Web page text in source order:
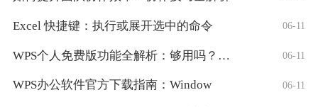
Excel 快捷键：执行或展开选中的命令 06-11
WPS个人免费版功能全解析：够用吗？适合 06-11
WPS办公软件官方下载指南：Window 06-11